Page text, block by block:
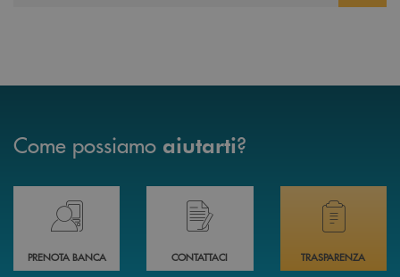
Come possiamo aiutarti?
Prenota il tuo appuntamento in Filiale direttamente da casa 24h su 24h
PRENOTA BANCA
Hai bisogno di assistenza immediata?
CONTATTACI
Hai bisogno di
TRASPARENZA